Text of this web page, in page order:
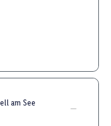
am See